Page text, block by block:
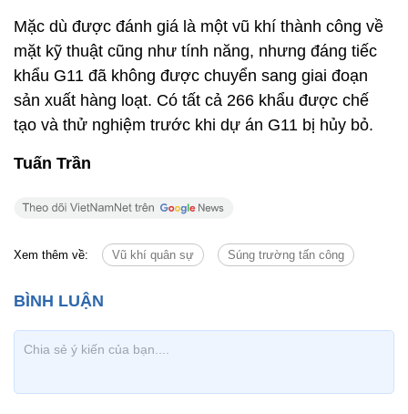
Mặc dù được đánh giá là một vũ khí thành công về
mặt kỹ thuật cũng như tính năng, nhưng đáng tiếc
khẩu G11 đã không được chuyển sang giai đoạn
sản xuất hàng loạt. Có tất cả 266 khẩu được chế
tạo và thử nghiệm trước khi dự án G11 bị hủy bỏ.
Tuấn Trần
Xem thêm về: Vũ khí quân sự Súng trường tấn công